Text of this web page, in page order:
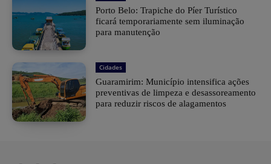
Porto Belo: Trapiche do Píer Turístico
ficará temporariamente sem iluminação
para manutenção
Cidades
Guaramirim: Município intensifica ações
preventivas de limpeza e desassoreamento
para reduzir riscos de alagamentos